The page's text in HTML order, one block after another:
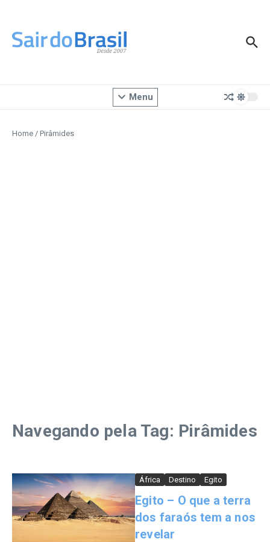
Menu
Home / Pirâmides
Navegando pela Tag: Pirâmides
África Destino Egito
Egito – O que a terra
dos faraós tem a nos
revelar